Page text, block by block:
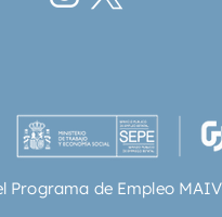
Programa de Empleo